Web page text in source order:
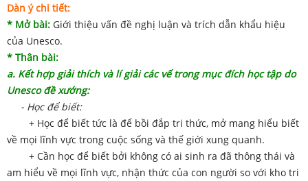
Dàn ý chi tiết:
* Mở bài: Giới thiệu vấn đề nghị luận và trích dẫn khẩu hiệu
của Unesco.
* Thân bài:
a. Kết hợp giải thích và lí giải các vế trong mục đích học tập do
Unesco đề xướng:
- Học để biết:
+ Học để biết tức là để bồi đắp tri thức, mở mang hiểu biết
về mọi lĩnh vực trong cuộc sống và thế giới xung quanh.
+ Cần học để biết bởi không có ai sinh ra đã thông thái và
am hiểu về mọi lĩnh vực, nhận thức của con người so với kho tri